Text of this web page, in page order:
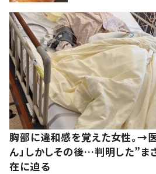
胸部に違和感を覚えた女性。→
ん」しかしその後…判明した”ま
在に迫る